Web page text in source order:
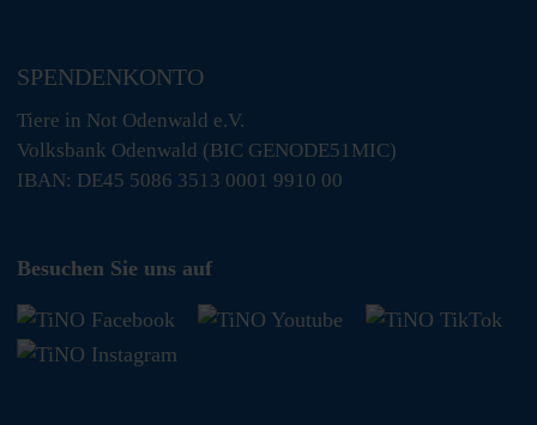
SPENDENKONTO
Tiere in Not Odenwald e.V.
Volksbank Odenwald (BIC GENODE51MIC)
IBAN: DE45 5086 3513 0001 9910 00
Besuchen Sie uns auf